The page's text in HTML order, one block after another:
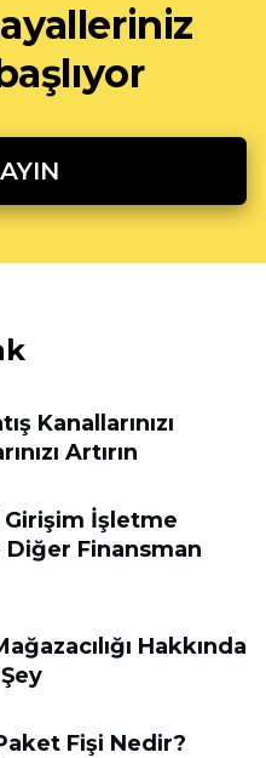
Kanallarınızı
Artırın
Girişim İşletme
Finansman
Hakkında
Fişi Nedir?